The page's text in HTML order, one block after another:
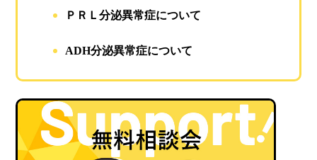
ＰＲＬ分泌異常症について
ADH分泌異常症について